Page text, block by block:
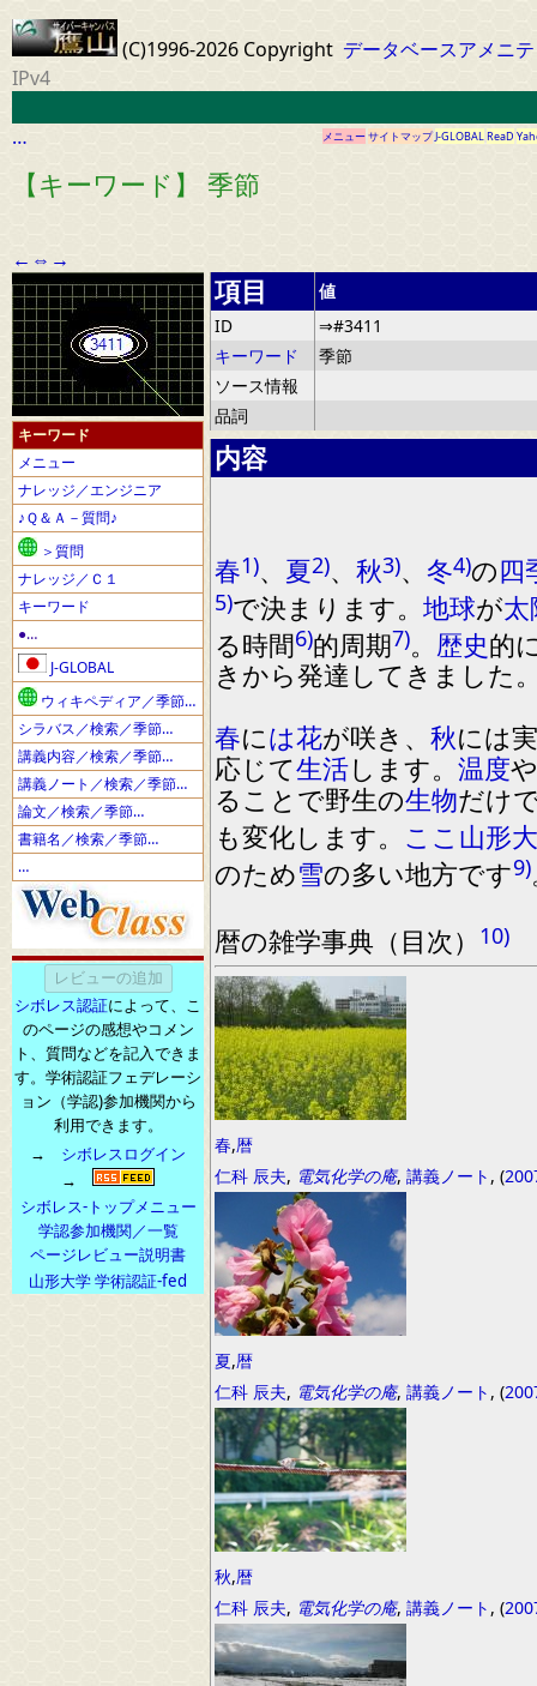
(C)1996-2026 Copyright データベースアメニ
IPv4
… メニューサイトマップJ-GLOBALReaD
【キーワード】 季節
← ⇔ →
キーワード
メニュー
ナレッジ／エンジニア
♪Ｑ＆Ａ－質問♪
＞質問
ナレッジ／Ｃ１
キーワード
●…
J-GLOBAL
ウィキペディア／季節…
シラバス／検索／季節…
講義内容／検索／季節…
講義ノート／検索／季節…
論文／検索／季節…
書籍名／検索／季節…
…
シボレス認証によって、こ
のページの感想やコメン
ト、質問などを記入できま
す。学術認証フェデレーシ
ョン（学認)参加機関から
利用できます。
→ シボレスログイン
→
シボレス-トップメニュー
学認参加機関／一覧
ページレビュー説明書
山形大学 学術認証-fed
項目
値
ID
⇒#3411
キーワード
季節
ソース情報
品詞
内容
春1)、 夏2)、 秋3)、 冬4)の四
5)で決まります。 地球が太
る時間6)的周期7)。 歴史的
きから発達してきました
春には花が咲き 、 秋には
応じて生活します。 温度や
ることで野生の生物だけ
も変化します。 ここ 山形
のため雪の多い地方です9)
暦の雑学事典 （ 目次） 10)
春,暦
仁科 辰夫, 電気化学の庵, 講義ノート , (
夏,暦
仁科 辰夫, 電気化学の庵, 講義ノート , (
秋,暦
仁科 辰夫, 電気化学の庵, 講義ノート , (